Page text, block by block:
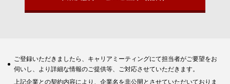
ご登録いただきましたら、キャリアミーティングにて担当者がご要望をお
伺いし、より詳細な情報のご提供等、ご対応させていただきます。
上記企業との契約内容により、企業名を非公開とさせていただいておりま